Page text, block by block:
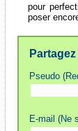
pour
poser
Pseudo
E-mail (Ne